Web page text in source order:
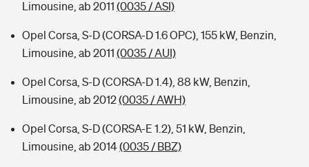
Limousine, ab 2011 (0035 / ASI)
Opel Corsa, S-D (CORSA-D 1.6 OPC), 155 kW, Benzin,
Limousine, ab 2011 (0035 / AUI)
Opel Corsa, S-D (CORSA-D 1.4), 88 kW, Benzin,
Limousine, ab 2012(0035 / AWH)
Opel Corsa, S-D (CORSA-E 1.2), 51 kW, Benzin,
Limousine, ab 2014(0035 / BBZ)